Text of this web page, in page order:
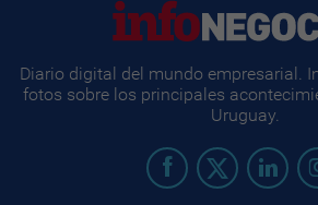
Diario digital del mundo empresarial.
fotos sobre los principales
Uruguay.